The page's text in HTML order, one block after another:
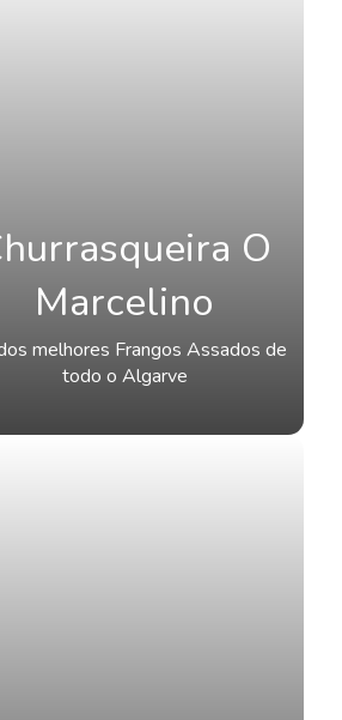
O
Marcelino
melhores Frangos Assados de
todo o Algarve